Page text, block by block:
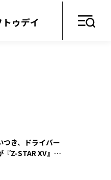
ゥデイ
つき、ドライバー
『Z-STAR XV』を